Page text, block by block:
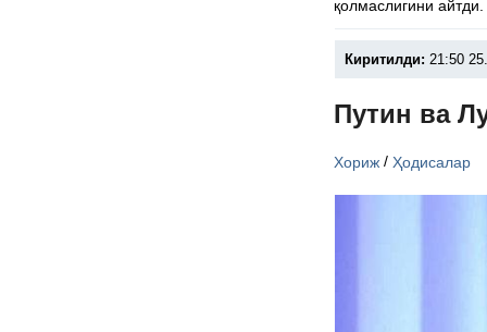
қолмаслигини айтди.
Киритилди: 21:50
Путин ва
Хориж /Ҳодисалар